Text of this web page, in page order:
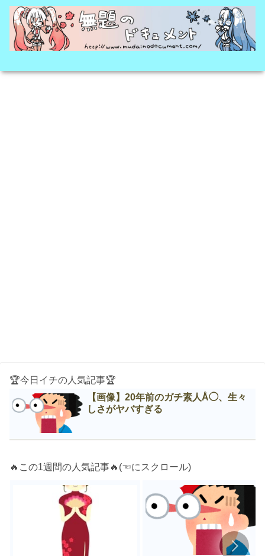
🏆今日イチの人気記事🏆
【画像】20年前のガチ素人Å◯、生々
しさがヤバすぎる
🔥この1週間の人気記事🔥(☜にスクロール)